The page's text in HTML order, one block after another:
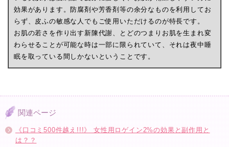
効果があります。防腐剤や芳香剤等の余分なものを利用してお
らず、皮ふの敏感な人でもご使用いただけるのが特長です。
お肌の若さを作り出す新陳代謝、とどのつまりお肌を生まれ変
わらせることが可能な時は一部に限られていて、それは夜中睡
眠を取っている間しかないということです。
関連ページ
《口コミ500件越え!!!》 女性用ロゲイン2%の効果と副作用と
は？？